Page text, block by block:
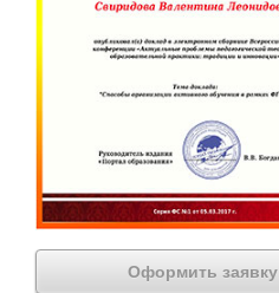
Оформить заявку